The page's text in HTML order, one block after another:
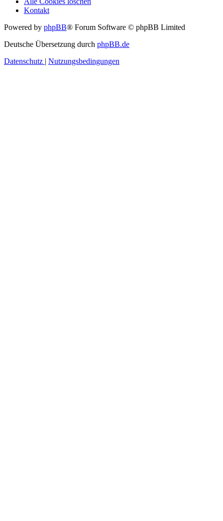
Kontakt
Powered by phpBB® Forum Software © phpBB Limited
Deutsche Übersetzung durch phpBB.de
Datenschutz | Nutzungsbedingungen